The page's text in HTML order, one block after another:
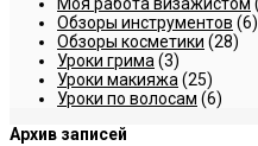
Обзоры инструментов (6)
Обзоры косметики (28)
Уроки грима (3)
Уроки макияжа (25)
Уроки по волосам (6)
Архив записей